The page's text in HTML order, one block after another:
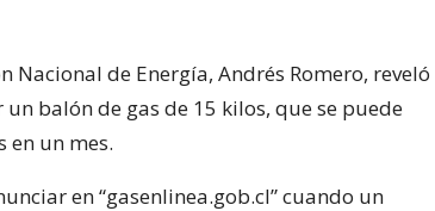
Nacional de Energía, Andrés Romero, reveló
balón de gas de 15 kilos, que se puede
en un mes.
en “gasenlinea.gob.cl” cuando un